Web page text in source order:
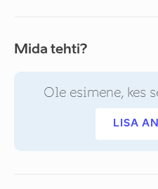
Mida tehti?
Ole esimene, kes
LISA